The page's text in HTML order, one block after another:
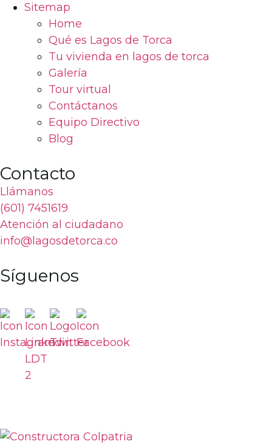
Sitemap
Home
Qué es Lagos de Torca
Tu vivienda en lagos de torca
Galería
Tour virtual
Contáctanos
Equipo Directivo
Blog
Contacto
Llámanos
(601) 7451619
Atención al ciudadano
info@lagosdetorca.co
Síguenos